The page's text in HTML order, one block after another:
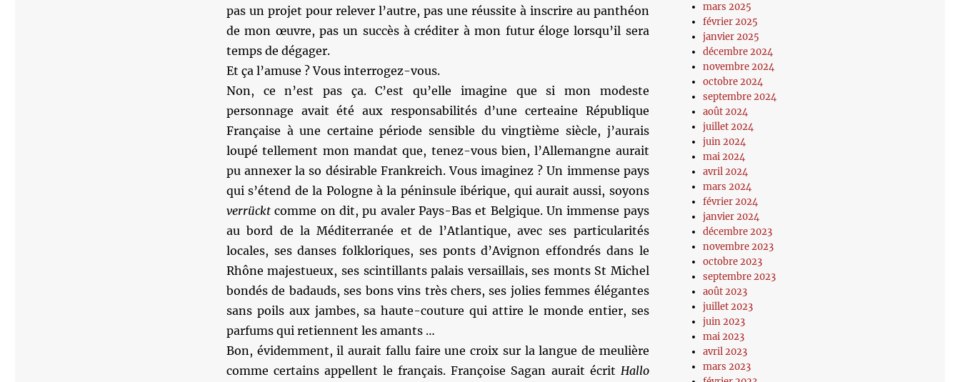
pas un projet pour relever l’autre, pas une réussite à inscrire au panthéon
de mon œuvre, pas un succès à créditer à mon futur éloge lorsqu’il sera
temps de dégager.
Et ça l’amuse ? Vous interrogez-vous.
Non, ce n’est pas ça. C’est qu’elle imagine que si mon modeste
personnage avait été aux responsabilités d’une certeaine République
Française à une certaine période sensible du vingtième siècle, j’aurais
loupé tellement mon mandat que, tenez-vous bien, l’Allemangne aurait
pu annexer la so désirable Frankreich. Vous imaginez ? Un immense pays
qui s’étend de la Pologne à la péninsule ibérique, qui aurait aussi, soyons
verrücktcomme on dit, pu avaler Pays-Bas et Belgique. Un immense pays
au bord de la Méditerranée et de l’Atlantique, avec ses particularités
locales, ses danses folkloriques, ses ponts d’Avignon effondrés dans le
Rhône majestueux, ses scintillants palais versaillais, ses monts St Michel
bondés de badauds, ses bons vins très chers, ses jolies femmes élégantes
sans poils aux jambes, sa haute-couture qui attire le monde entier, ses
parfums qui retiennent les amants …
Bon, évidemment, il aurait fallu faire une croix sur la langue de meulière
comme certains appellent le français. Françoise Sagan aurait écrit Hallo
mars 2025
février 2025
janvier 2025
décembre 2024
novembre 2024
octobre 2024
septembre 2024
août 2024
juillet 2024
juin 2024
mai 2024
avril 2024
mars 2024
février 2024
janvier 2024
décembre 2023
novembre 2023
octobre 2023
septembre 2023
août 2023
juillet 2023
juin 2023
mai 2023
avril 2023
mars 2023